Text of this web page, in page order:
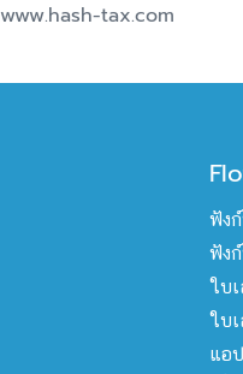
www.hash-tax.com
ฟัง
ฟัง
ใบ
ใบเ
แอ